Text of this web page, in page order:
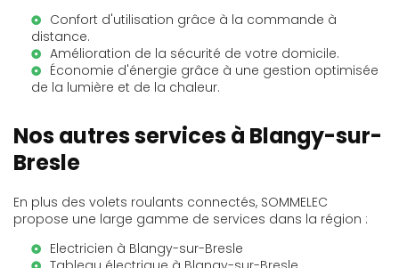
Confort d'utilisation grâce à la commande à
distance.
Amélioration de la sécurité de votre domicile.
Économie d'énergie grâce à une gestion optimisée
de la lumière et de la chaleur.
Nos autres services à Blangy-sur-
Bresle
En plus des volets roulants connectés, SOMMELEC
propose une large gamme de services dans la région :
Electricien à Blangy-sur-Bresle